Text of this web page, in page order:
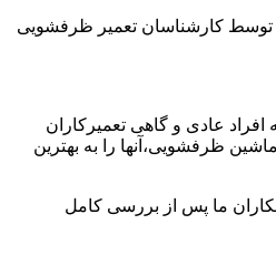
توسط کارشناسان تعمیر ظرفشویی
عادی و گاهی تعمیرکاران
ظرفشویی،آنها را به بهترین
ما پس از بررسی کامل